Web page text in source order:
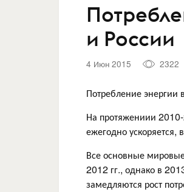
и России
4 Июн 2015 2322
Потребление энергии
На протяжениии 2010-
ежегодно
Все основные
2012 гг., однако в
замедляются рост